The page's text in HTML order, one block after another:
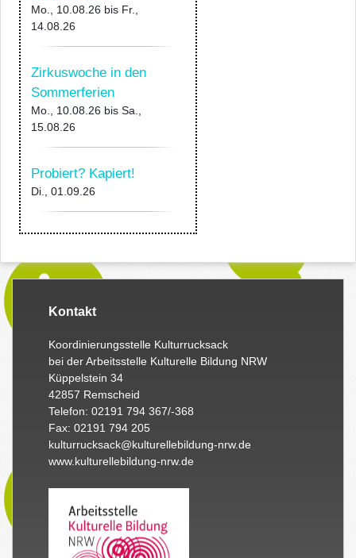
Mo., 10.08.26 bis Fr.,
14.08.26
Zirkuswoche in den
Sommerferien
Mo., 10.08.26 bis Sa.,
15.08.26
Probiert? Kapiert!
Di., 01.09.26
Kontakt
Koordinierungsstelle Kulturrucksack
bei der Arbeitsstelle Kulturelle Bildung NRW
Küppelstein 34
42857 Remscheid
Telefon: 02191 794 367/-368
Fax: 02191 794 205
kulturrucksack@kulturellebildung-nrw.de
www.kulturellebildung-nrw.de